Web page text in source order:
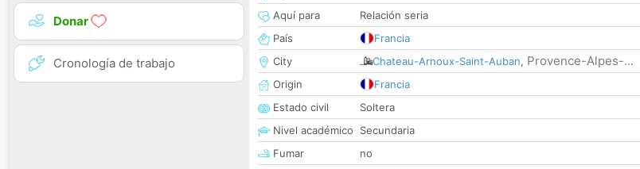
Donar
Cronología de trabajo
Aquí para
Relación seria
País
Francia
City
Chateau-Arnoux-Saint-Auban, Provence-Alpes-...
Origin
Francia
Estado civil
Soltera
Nivel académico
Secundaria
Fumar
no